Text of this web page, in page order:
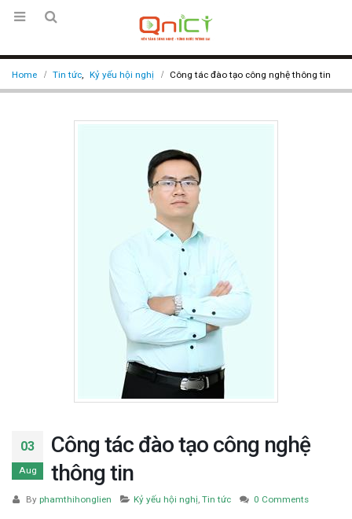
Home Tin tức Kỷ yếu hội nghị Công tác đào tạo công nghệ thông tin
03
Aug
Công tác đào tạo công nghệ
thông tin
By phamthihonglien Kỷ yếu hội nghị ,Tin tức 0 Comments